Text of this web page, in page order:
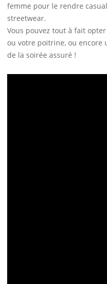
femme pour le rendre
streetwear.
Vous pouvez tout à fait
ou votre poitrine, ou encore
de la soirée assuré !